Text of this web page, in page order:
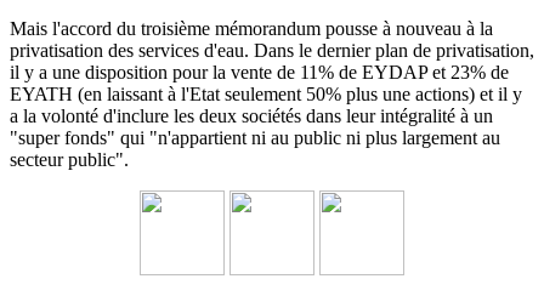
Mais l'accord du troisième mémorandum pousse à nouveau à la
privatisation des services d'eau. Dans le dernier plan de privatisation,
il y a une disposition pour la vente de 11% de EYDAP et 23% de
EYATH (en laissant à l'Etat seulement 50% plus une actions) et il y
a la volonté d'inclure les deux sociétés dans leur intégralité à un
"super fonds" qui "n'appartient ni au public ni plus largement au
secteur public".